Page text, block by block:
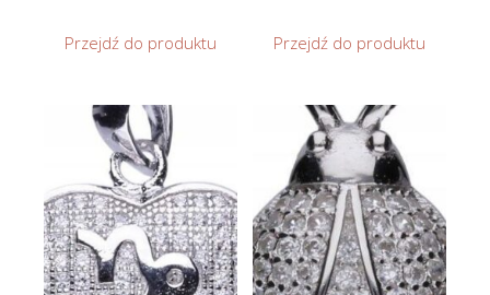
Przejdź do produktu Przejdź do produktu